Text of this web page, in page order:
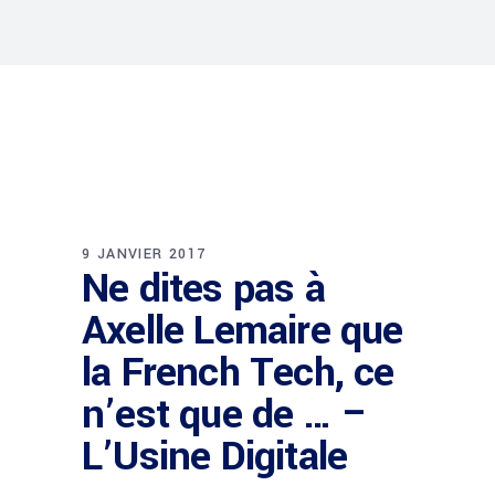
9 JANVIER 2017
Ne dites pas à
Axelle Lemaire que
la French Tech, ce
n’est que de … –
L’Usine Digitale